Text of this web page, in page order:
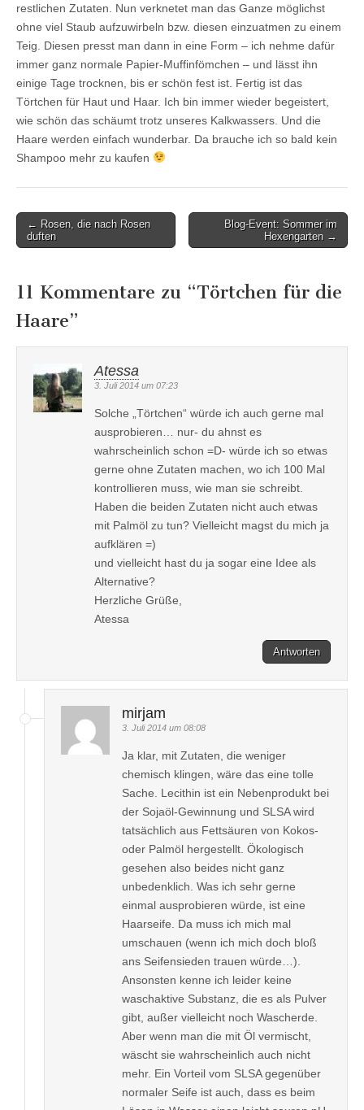
restlichen Zutaten. Nun verknetet man das Ganze möglichst
ohne viel Staub aufzuwirbeln bzw. diesen einzuatmen zu einem
Teig. Diesen presst man dann in eine Form – ich nehme dafür
immer ganz normale Papier-Muffinfömchen – und lässt ihn
einige Tage trocknen, bis er schön fest ist. Fertig ist das
Törtchen für Haut und Haar. Ich bin immer wieder begeistert,
wie schön das schäumt trotz unseres Kalkwassers. Und die
Haare werden einfach wunderbar. Da brauche ich so bald kein
Shampoo mehr zu kaufen
Post
navigation
← Rosen, die nach Rosen
duften
Blog-Event: Sommer im
Hexengarten →
11 Kommentare zu “Törtchen für die
Haare”
Atessa
3. Juli 2014 um 07:23
Solche „Törtchen“ würde ich auch gerne mal
ausprobieren… nur- du ahnst es
wahrscheinlich schon =D- würde ich so etwas
gerne ohne Zutaten machen, wo ich 100 Mal
kontrollieren muss, wie man sie schreibt.
Haben die beiden Zutaten nicht auch etwas
mit Palmöl zu tun? Vielleicht magst du mich ja
aufklären =)
und vielleicht hast du ja sogar eine Idee als
Alternative?
Herzliche Grüße,
Atessa
Antworten
mirjam
3. Juli 2014 um 08:08
Ja klar, mit Zutaten, die weniger
chemisch klingen, wäre das eine tolle
Sache. Lecithin ist ein Nebenprodukt bei
der Sojaöl-Gewinnung und SLSA wird
tatsächlich aus Fettsäuren von Kokos-
oder Palmöl hergestellt. Ökologisch
gesehen also beides nicht ganz
unbedenklich. Was ich sehr gerne
einmal ausprobieren würde, ist eine
Haarseife. Da muss ich mich mal
umschauen (wenn ich mich doch bloß
ans Seifensieden trauen würde…).
Ansonsten kenne ich leider keine
waschaktive Substanz, die es als Pulver
gibt, außer vielleicht noch Wascherde.
Aber wenn man die mit Öl vermischt,
wäscht sie wahrscheinlich auch nicht
mehr. Ein Vorteil vom SLSA gegenüber
normaler Seife ist auch, dass es beim